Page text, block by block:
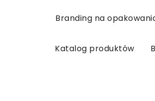
Branding na
Katalog produktów